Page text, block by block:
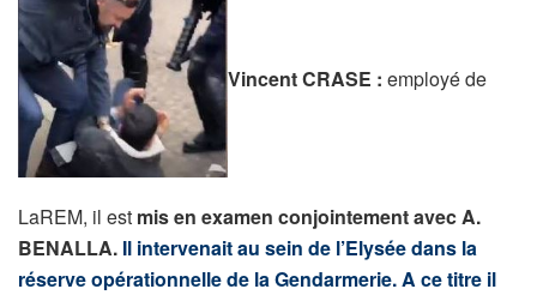
Vincent CRASE : employé de
LaREM, il est mis en examen conjointement avec A.
BENALLA. Il intervenait au sein de l’Elysée dans la
réserve opérationnelle de la Gendarmerie. A ce titre il